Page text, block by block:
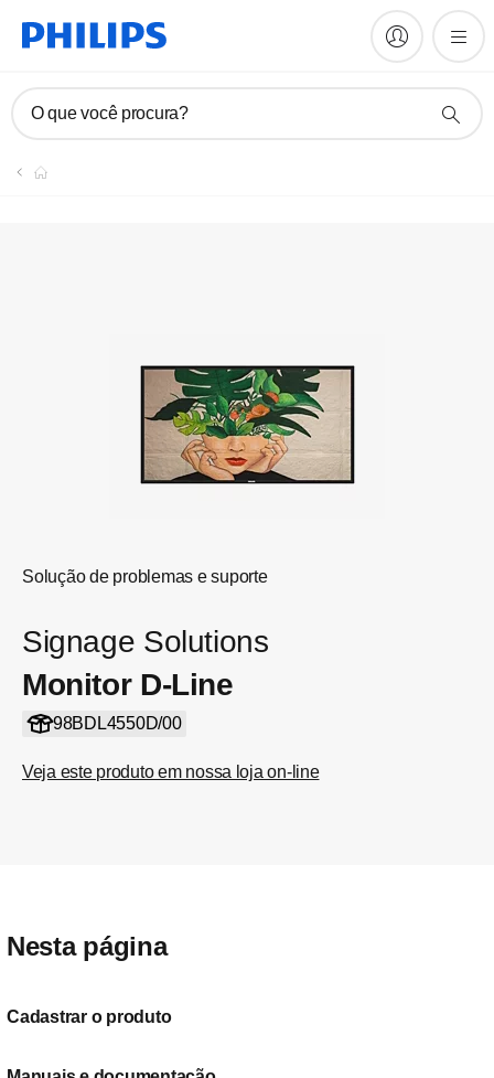
O que você procura?
Solução de problemas e suporte
Signage Solutions
Monitor D-Line
98BDL4550D/00
Veja este produto em nossa loja on-line
Nesta página
Cadastrar o produto